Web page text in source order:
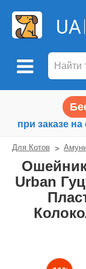
UA
при заказе
Для Котов
Urban